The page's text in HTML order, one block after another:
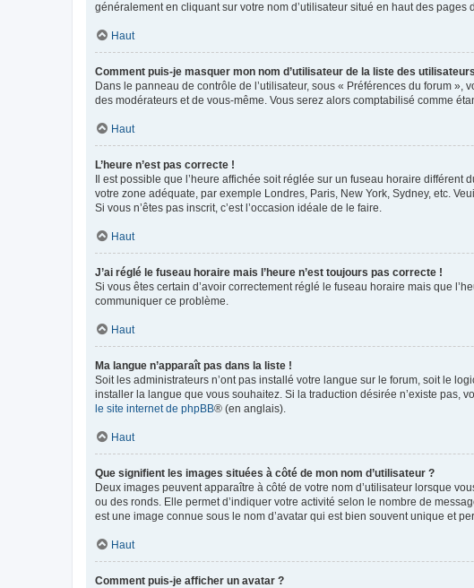
généralement en cliquant sur votre nom d’utilisateur situé en haut des
Haut
Comment puis-je masquer mon nom d’utilisateur de la liste des
Dans le panneau de contrôle de l’utilisateur, sous « Préférences du forum
des modérateurs et de vous-même. Vous serez alors comptabilisé comme
Haut
L’heure n’est pas correcte !
Il est possible que l’heure affichée soit réglée sur un fuseau horaire
votre zone adéquate, par exemple Londres, Paris, New York, Sydney, etc.
Si vous n’êtes pas inscrit, c’est l’occasion idéale de le faire.
Haut
J’ai réglé le fuseau horaire mais l’heure n’est toujours pas correcte !
Si vous êtes certain d’avoir correctement réglé le fuseau horaire mais que
communiquer ce problème.
Haut
Ma langue n’apparaît pas dans la liste !
Soit les administrateurs n’ont pas installé votre langue sur le forum, soit le
installer la langue que vous souhaitez. Si la traduction désirée n’existe pas,
le site internet de phpBB® (en anglais).
Haut
Que signifient les images situées à côté de mon nom d’utilisateur ?
Deux images peuvent apparaître à côté de votre nom d’utilisateur lorsque
ou des ronds. Elle permet d’indiquer votre activité selon le nombre de
est une image connue sous le nom d’avatar qui est bien souvent unique et
Haut
Comment puis-je afficher un avatar ?